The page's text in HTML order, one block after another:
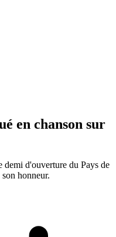
en chanson sur
demi d'ouverture du Pays de
honneur.